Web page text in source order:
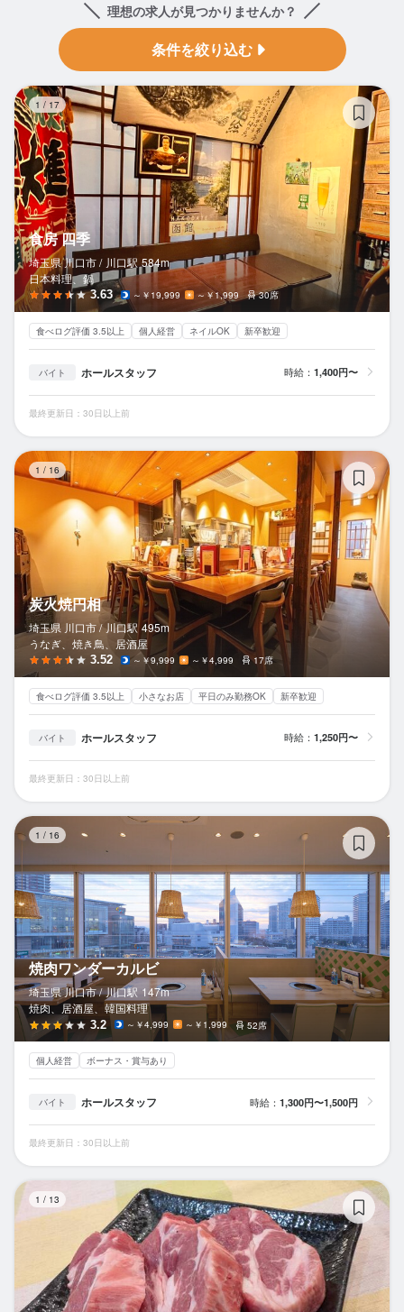
理想の求人が見つかりませんか？
条件を絞り込む
1 / 17
食房 四季
埼玉県 川口市 / 川口駅 584m
日本料理、鍋
3.63 ～￥19,999 ～￥1,999 30席
食べログ評価 3.5以上 個人経営 ネイルOK 新卒歓迎
バイト ホールスタッフ 時給： 1,400円〜
最終更新日：30日以上前
1 / 16
炭火焼円相
埼玉県 川口市 / 川口駅 495m
うなぎ、焼き鳥、居酒屋
3.52 ～￥9,999 ～￥4,999 17席
食べログ評価 3.5以上 小さなお店 平日のみ勤務OK 新卒歓迎
バイト ホールスタッフ 時給： 1,250円〜
最終更新日：30日以上前
1 / 16
焼肉ワンダーカルビ
埼玉県 川口市 / 川口駅 147m
焼肉、居酒屋、韓国料理
3.2 ～￥4,999 ～￥1,999 52席
個人経営 ボーナス・賞与あり
バイト ホールスタッフ 時給： 1,300円〜1,500円
最終更新日：30日以上前
1 / 13